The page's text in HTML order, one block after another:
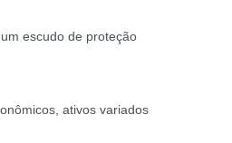
escudo de proteção
ativos variados